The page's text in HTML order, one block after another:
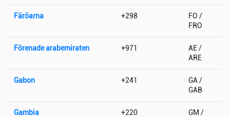
Färöarna +298
FO /
FRO
Förenade arabemiraten +971
AE /
ARE
Gabon +241
GA /
GAB
Gambia +220
GM /